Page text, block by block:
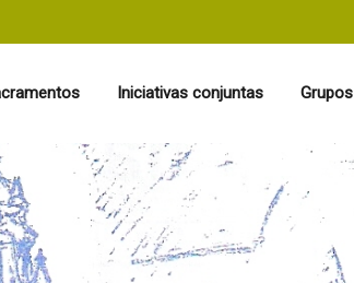
Iniciativas conjuntas Grupos